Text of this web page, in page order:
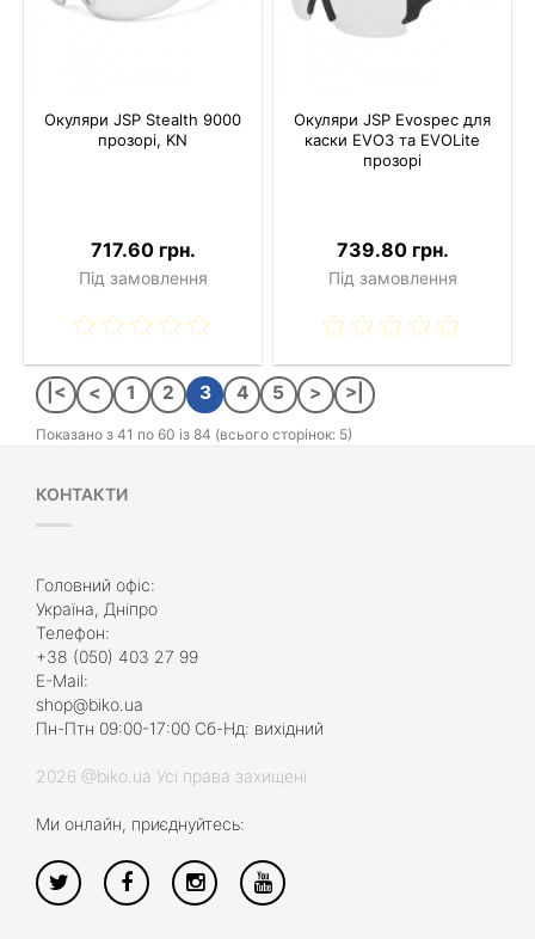
Окуляри JSP Stealth 9000
прозорі, KN
717.60 грн.
Під замовлення
Окуляри JSP Evospec для
каски EVO3 та EVOLite
прозорі
739.80 грн.
Під замовлення
|< < 1 2 3 4 5 > >|
Показано з 41 по 60 із 84 (всього сторінок: 5)
КОНТАКТИ
Головний офіс:
Україна, Дніпро
Телефон:
+38 (050) 403 27 99
E-Mail:
shop@biko.ua
Пн-Птн 09:00-17:00 Сб-Нд: вихідний
2026 @biko.ua Усі права захищені
Ми онлайн, приєднуйтесь: